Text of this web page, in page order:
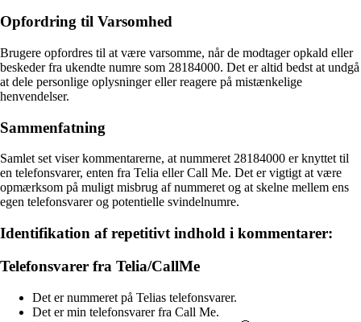
Opfordring til Varsomhed
Brugere opfordres til at være varsomme, når de modtager opkald eller
beskeder fra ukendte numre som 28184000. Det er altid bedst at undgå
at dele personlige oplysninger eller reagere på mistænkelige
henvendelser.
Sammenfatning
Samlet set viser kommentarerne, at nummeret 28184000 er knyttet til
en telefonsvarer, enten fra Telia eller Call Me. Det er vigtigt at være
opmærksom på muligt misbrug af nummeret og at skelne mellem ens
egen telefonsvarer og potentielle svindelnumre.
Identifikation af repetitivt indhold i kommentarer:
Telefonsvarer fra Telia/CallMe
Det er nummeret på Telias telefonsvarer.
Det er min telefonsvarer fra Call Me.